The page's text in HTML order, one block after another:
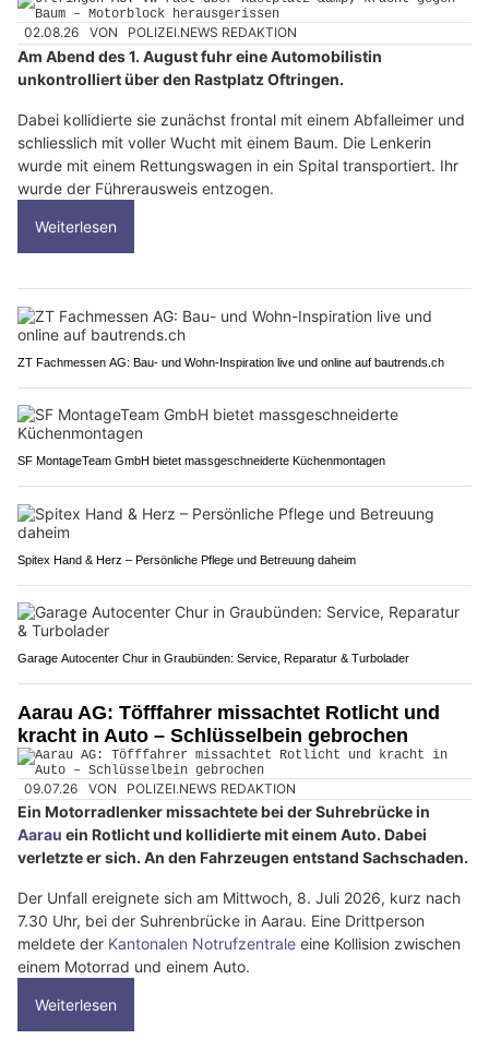
02.08.26 VON POLIZEI.NEWS REDAKTION
Am Abend des 1. August fuhr eine Automobilistin
unkontrolliert über den Rastplatz Oftringen.
Dabei kollidierte sie zunächst frontal mit einem Abfalleimer und
schliesslich mit voller Wucht mit einem Baum. Die Lenkerin
wurde mit einem Rettungswagen in ein Spital transportiert. Ihr
wurde der Führerausweis entzogen.
Weiterlesen
ZT Fachmessen AG: Bau- und Wohn-Inspiration live und online auf bautrends.ch
SF MontageTeam GmbH bietet massgeschneiderte Küchenmontagen
Spitex Hand & Herz – Persönliche Pflege und Betreuung daheim
Garage Autocenter Chur in Graubünden: Service, Reparatur & Turbolader
Aarau AG: Töfffahrer missachtet Rotlicht und
kracht in Auto – Schlüsselbein gebrochen
09.07.26 VON POLIZEI.NEWS REDAKTION
Ein Motorradlenker missachtete bei der Suhrebrücke in
Aarau ein Rotlicht und kollidierte mit einem Auto. Dabei
verletzte er sich. An den Fahrzeugen entstand Sachschaden.
Der Unfall ereignete sich am Mittwoch, 8. Juli 2026, kurz nach
7.30 Uhr, bei der Suhrenbrücke in Aarau. Eine Drittperson
meldete der Kantonalen Notrufzentrale eine Kollision zwischen
einem Motorrad und einem Auto.
Weiterlesen